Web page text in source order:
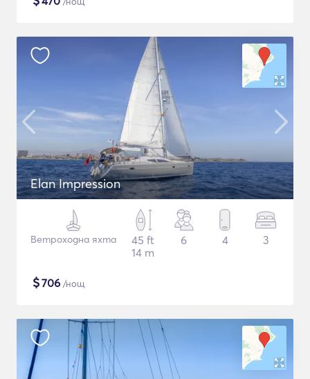
Elan Impression
Ветроходна яхта
45 ft
14 m
6 4 3
$706 /нощ